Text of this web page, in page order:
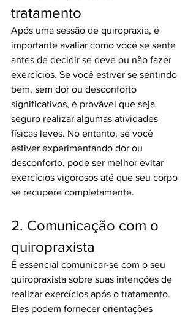
tratamento
Após uma sessão de quiropraxia, é
importante avaliar como você se sente
antes de decidir se deve ou não fazer
exercícios. Se você estiver se sentindo
bem, sem dor ou desconforto
significativos, é provável que seja
seguro realizar algumas atividades
físicas leves. No entanto, se você
estiver experimentando dor ou
desconforto, pode ser melhor evitar
exercícios vigorosos até que seu corpo
se recupere completamente.
2. Comunicação com o
quiropraxista
É essencial comunicar-se com o seu
quiropraxista sobre suas intenções de
realizar exercícios após o tratamento.
Eles podem fornecer orientações